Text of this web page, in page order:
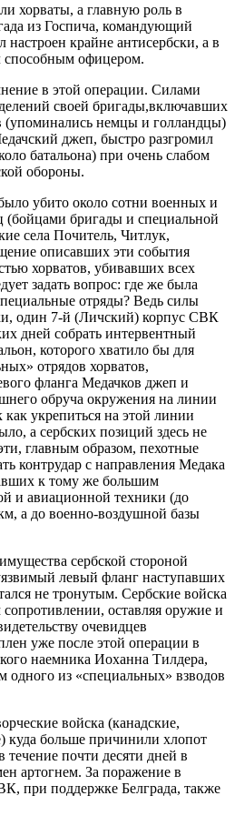
хорваты, а главную роль в
из Госпича, командующий
крайне антисербски, а в
способным офицером.
в этой операции. Силами
своей бригады,включавших
(упоминались немцы и голландцы)
джеп, быстро разгромил
батальона) при очень слабом
обороны.
убито около сотни военных и
(бойцами бригады и специальной
села Почитель, Читлук,
описавших эти события
хорватов, убивавших всех
задать вопрос: где же была
отряды? Ведь силы
один 7-й (Личский) корпус СВК
дней собрать интервентный
которого хватило бы для
отрядов хорватов,
фланга Медачков джеп и
обруча окружения на линии
укрепиться на этой линии
а сербских позиций здесь не
главным образом, пехотные
контрудар с направления Медака
к тому же большим
и авиационной техники (до
а до военно-воздушной базы
сербской стороной
левый фланг наступавших
не тронутым. Сербские войска
оставляя оружие и
очевидцев
уже после этой операции в
наемника Иоханна Тилдера,
одного из «специальных» взводов
войска (канадские,
куда больше причинили хлопот
течение почти десяти дней в
артогнем. За поражение в
при поддержке Белграда, также